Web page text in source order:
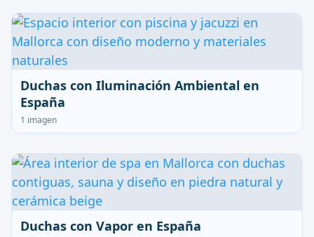
Duchas con Iluminación Ambiental en
España
1 imagen
Duchas con Vapor en España